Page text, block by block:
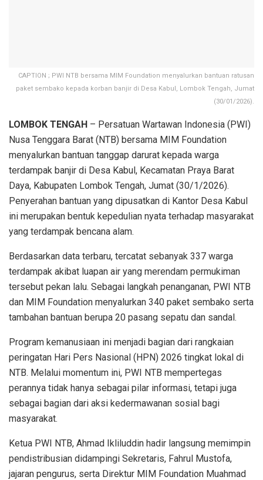
CAPTION ; PWI NTB bersama MIM Foundation menyalurkan bantuan ratusan
paket sembako kepada korban banjir di Desa Kabul, Lombok Tengah, Jumat
(30/01/2026).
LOMBOK TENGAH – Persatuan Wartawan Indonesia (PWI)
Nusa Tenggara Barat (NTB) bersama MIM Foundation
menyalurkan bantuan tanggap darurat kepada warga
terdampak banjir di Desa Kabul, Kecamatan Praya Barat
Daya, Kabupaten Lombok Tengah, Jumat (30/1/2026).
Penyerahan bantuan yang dipusatkan di Kantor Desa Kabul
ini merupakan bentuk kepedulian nyata terhadap masyarakat
yang terdampak bencana alam.
Berdasarkan data terbaru, tercatat sebanyak 337 warga
terdampak akibat luapan air yang merendam permukiman
tersebut pekan lalu. Sebagai langkah penanganan, PWI NTB
dan MIM Foundation menyalurkan 340 paket sembako serta
tambahan bantuan berupa 20 pasang sepatu dan sandal.
Program kemanusiaan ini menjadi bagian dari rangkaian
peringatan Hari Pers Nasional (HPN) 2026 tingkat lokal di
NTB. Melalui momentum ini, PWI NTB mempertegas
perannya tidak hanya sebagai pilar informasi, tetapi juga
sebagai bagian dari aksi kedermawanan sosial bagi
masyarakat.
Ketua PWI NTB, Ahmad Ikliluddin hadir langsung memimpin
pendistribusian didampingi Sekretaris, Fahrul Mustofa,
jajaran pengurus, serta Direktur MIM Foundation Muahmad